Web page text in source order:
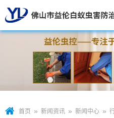
首页 » 新闻资讯 » 新闻中心 »